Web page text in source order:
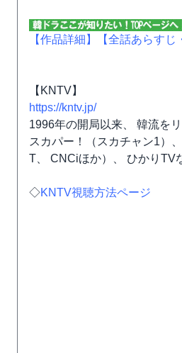
【作品詳細】 【全話あらすじ
【KNTV】
https://kntv.jp/
1996年の開局以来、 韓流を
スカパー！（スカチャン1）
T、 CNCiほか）、 ひかりTV
◇KNTV視聴方法ページ